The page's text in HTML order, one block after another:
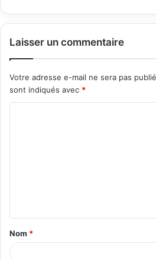
Laisser un commentaire
Votre adresse e-mail ne sera pas
sont indiqués avec *
t
a
Nom *